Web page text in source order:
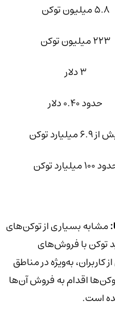
۵.۸ میلیون توکن
۲۲۳ میلیون توکن
۳ دلار
حدود ۰.۴۰ دلار
میلیارد توکن
میلیارد توکن
مشابه بسیاری از توکن‌های
توکن با فروش‌های
به‌ویژه در مناطق
اقدام به فروش آن‌ها
است.